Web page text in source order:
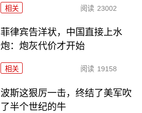
相关 阅读 23002
菲律宾告洋状，中国直接上水
炮：炮灰代价才开始
相关 阅读 19158
波斯这狠厉一击，终结了美军吹
了半个世纪的牛